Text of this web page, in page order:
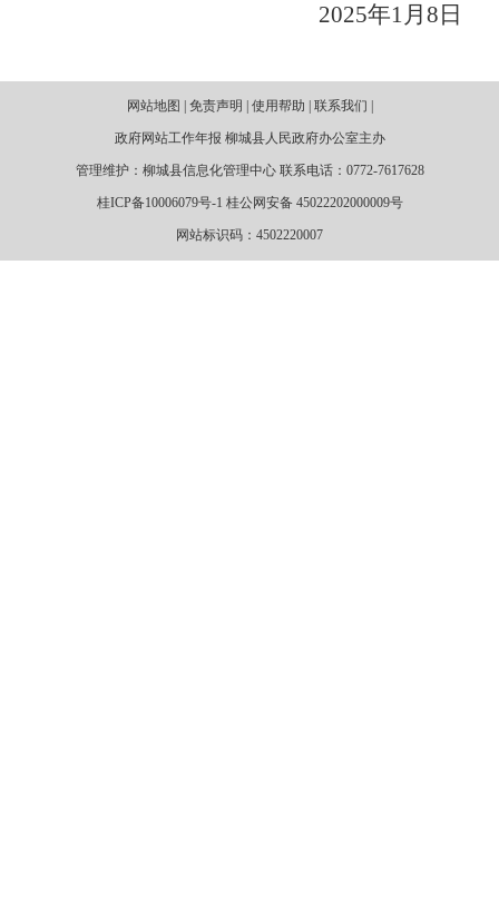
2025年1月8日
网站地图 | 免责声明 | 使用帮助 | 联系我们 |
政府网站工作年报 柳城县人民政府办公室主办
管理维护：柳城县信息化管理中心 联系电话：0772-7617628
桂ICP备10006079号-1 桂公网安备 45022202000009号
网站标识码：4502220007